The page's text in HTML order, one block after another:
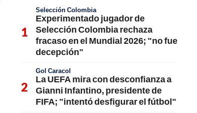
Selección Colombia
Experimentado jugador de
Selección Colombia rechaza
fracaso en el Mundial 2026; "no fue
decepción"
Gol Caracol
La UEFA mira con desconfianza a
Gianni Infantino, presidente de
FIFA; "intentó desfigurar el fútbol"